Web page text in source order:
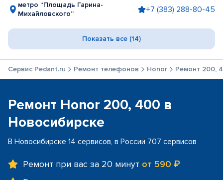
метро “Площадь Гарина-
Михайловского”
+7 (383) 288-80-45
Показать все (14)
Сервис Pedant.ru Ремонт телефонов Honor Ремонт 200,
Ремонт Honor 200, 400 в
Новосибирске
В Новосибирске 14 сервисов, в России 707 сервисов
Ремонт при вас за 20 минут от 590 ₽